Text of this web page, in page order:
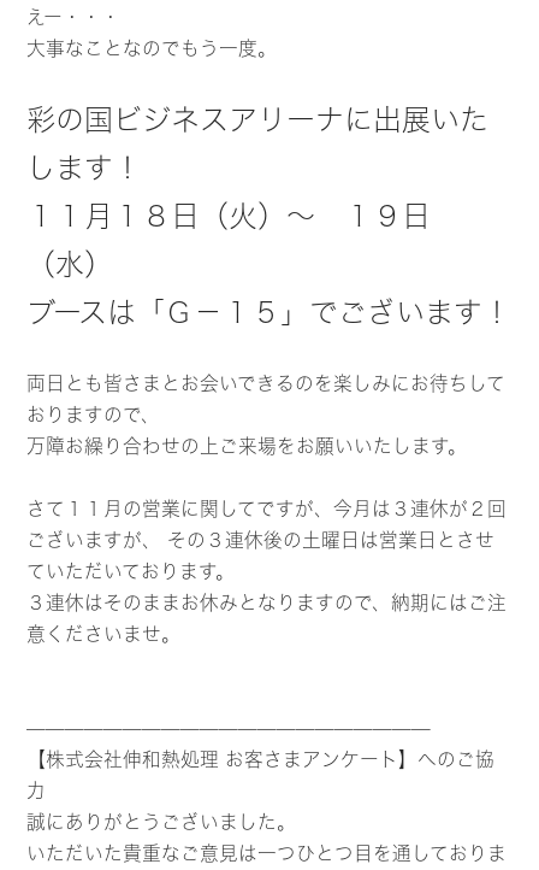
えー・・・
大事なことなのでもう一度。
彩の国ビジネスアリーナに出展いた
します！
１１月１８日（火）～ １９日
（水）
ブースは「Ｇ－１５」でございます！
両日とも皆さまとお会いできるのを楽しみにお待ちして
おりますので、
万障お繰り合わせの上ご来場をお願いいたします。
さて１１月の営業に関してですが、今月は３連休が２回
ございますが、 その３連休後の土曜日は営業日とさせ
ていただいております。
３連休はそのままお休みとなりますので、納期にはご注
意くださいませ。
—————————————————————
【株式会社伸和熱処理 お客さまアンケート】へのご協
力
誠にありがとうございました。
いただいた貴重なご意見は一つひとつ目を通しておりま